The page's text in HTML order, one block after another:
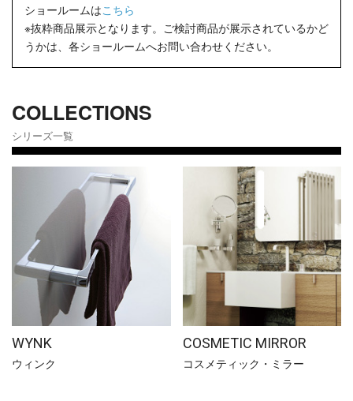
ショールームはこちら
※抜粋商品展示となります。ご検討商品が展示されているかど
うかは、各ショールームへお問い合わせください。
COLLECTIONS
シリーズ一覧
WYNK
ウィンク
COSMETIC MIRROR
コスメティック・ミラー